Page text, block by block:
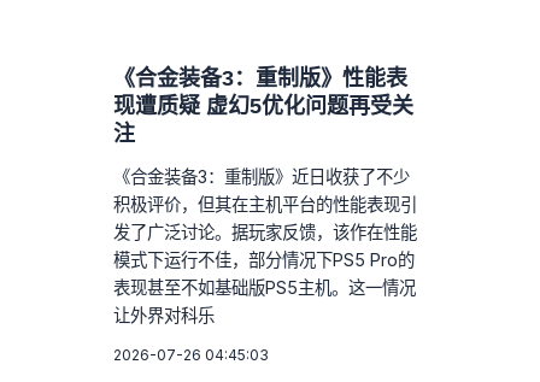
《合金装备3：重制版》性能表
现遭质疑 虚幻5优化问题再受关
注
《合金装备3：重制版》近日收获了不少
积极评价，但其在主机平台的性能表现引
发了广泛讨论。据玩家反馈，该作在性能
模式下运行不佳，部分情况下PS5 Pro的
表现甚至不如基础版PS5主机。这一情况
让外界对科乐
2026-07-26 04:45:03